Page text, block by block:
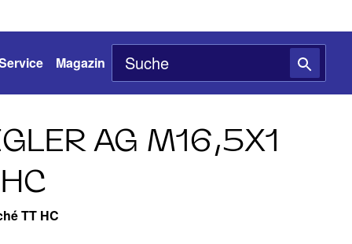
Magazin
AG M16,5X1
TT HC